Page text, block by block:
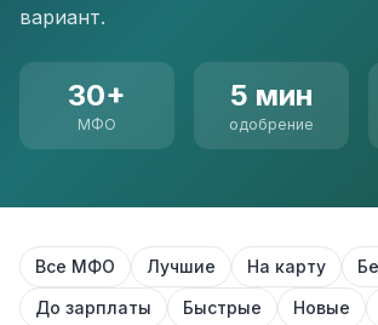
вариант.
30+
МФО
5 мин
одобрение
Все МФО Лучшие На карту
До зарплаты
Быстрые Новые